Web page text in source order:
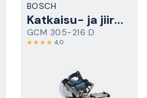
BOSCH
Katkaisu- ja jiirisaha
GCM 305-216 D
4,0